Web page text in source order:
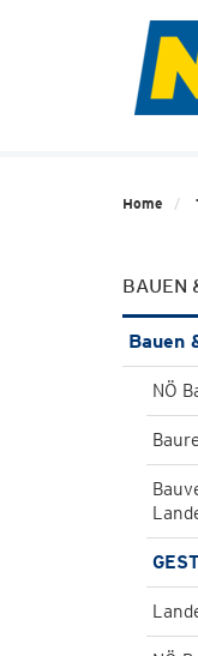
Home
BAUEN
Bauen
NÖ